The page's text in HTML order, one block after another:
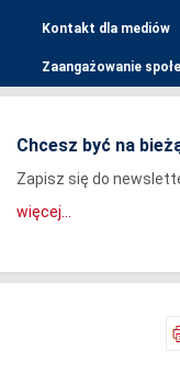
Kontakt dla mediów
Zaangażowanie
Chcesz być na
Zapisz się do
więcej...